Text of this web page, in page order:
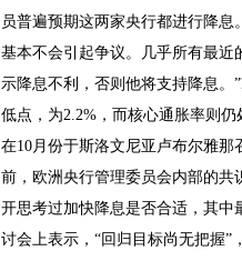
员普遍预期这两家央行都进行降息
基本不会引起争议。几乎所有最近
示降息不利，否则他将支持降息。
低点，为2.2%，而核心通胀率则
在10月份于斯洛文尼亚卢布尔雅
前，欧洲央行管理委员会内部的共
开思考过加快降息是否合适，其中
讨会上表示，“回归目标尚无把握”